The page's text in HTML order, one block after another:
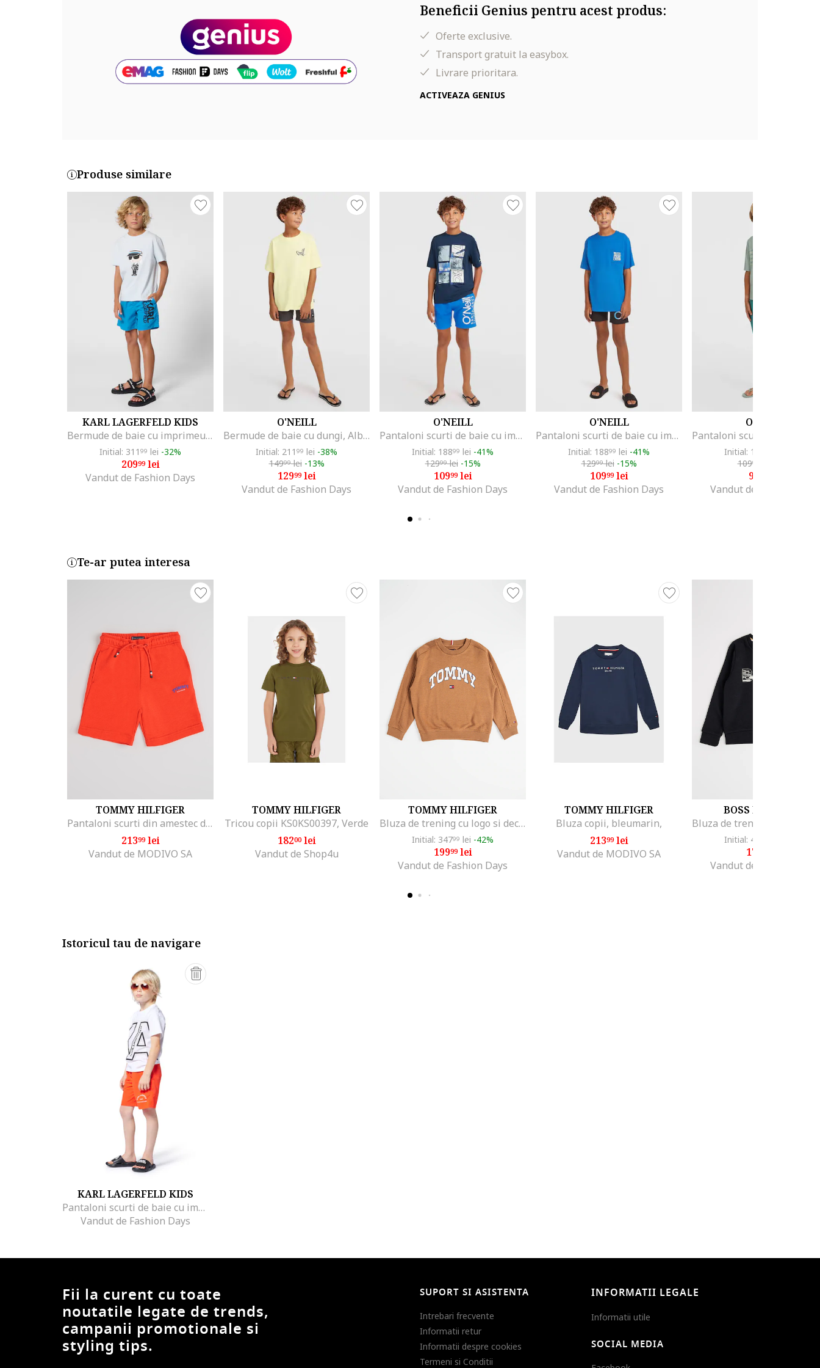
Beneficii Genius pentru acest produs:
Oferte exclusive.
Transport gratuit la easybox.
Livrare prioritara.
ACTIVEAZA GENIUS
Produse similare
KARL LAGERFELD KIDS
Bermude de baie cu imprimeu logo, Albastru pastel/Negru
Initial: 311 99 lei -32%
20999lei
Vandut de Fashion Days
O'NEILL
Bermude de baie cu dungi, Albastru/Gri inchis
Initial: 211 99 lei -38%
14999lei -13%
12999lei
Vandut de Fashion Days
O'NEILL
Pantaloni scurti de baie cu imprimeu logo Cali, Turcoaz
Initial: 18899 lei -41%
12999lei -15%
10999lei
Vandut de Fashion Days
O'NEILL
Pantaloni scurti de baie cu imprimeu logo Cali, Negru
Initial: 18899 lei -41%
12999lei -15%
10999lei
Vandut de Fashion Days
O'NEILL
Initial: 161
10999
93
Vandut de Fashion Days
Te-ar putea interesa
TOMMY HILFIGER
Pantaloni scurti din amestec de bumbac cu snur, Rosu
21399lei
Vandut de MODIVO SA
TOMMY HILFIGER
Tricou copii KS0KS00397, Verde
18200lei
Vandut de Shop4u
TOMMY HILFIGER
Bluza de trening cu logo si decolteu la baza gatului, Alb/Maro
Initial: 34799 lei -42%
19999lei
Vandut de Fashion Days
TOMMY HILFIGER
Bluza copii, bleumarin,
21399lei
Vandut de MODIVO SA
BOSS KIDSWEAR
Initial: 451
179
Vandut de Fashion Days
Istoricul tau de navigare
KARL LAGERFELD KIDS
Pantaloni scurti de baie cu imprimeu logo discret, Portocaliu mandarina
Vandut de Fashion Days
Fii la curent cu toate
noutatile legate de trends,
campanii promotionale si
styling tips.
SUPORT SI ASISTENTA
Intrebari frecvente
Informatii retur
Informatii despre cookies
Termeni si Conditii
INFORMATII LEGALE
Informatii utile
SOCIAL MEDIA